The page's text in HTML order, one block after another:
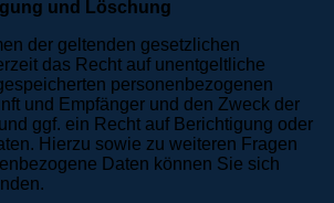
und Löschung
der geltenden gesetzlichen
das Recht auf unentgeltliche
personenbezogenen
und Empfänger und den Zweck der
ggf. ein Recht auf Berichtigung oder
Hierzu sowie zu weiteren Fragen
Daten können Sie sich